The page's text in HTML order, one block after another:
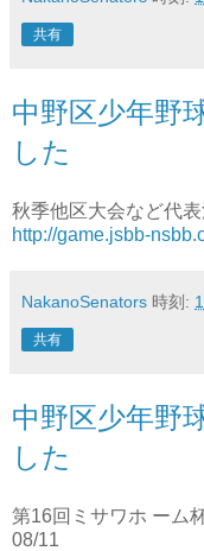
共有
中野区少年野
した
秋季他区大会など代
http://game.jsbb-
NakanoSenators 時刻:
共有
中野区少年野
した
第16回ミサワホ ーム
08/11